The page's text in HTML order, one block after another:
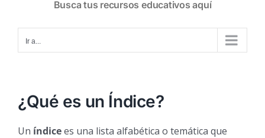
Busca tus recursos educativos aquí
Ir a...
¿Qué es un Índice?
Un índicees una lista alfabética o temática que